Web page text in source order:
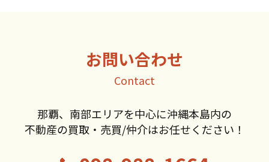
お問い合わせ
Contact
那覇、南部エリアを中心に沖縄本島内の
不動産の買取・売買/仲介はお任せください！